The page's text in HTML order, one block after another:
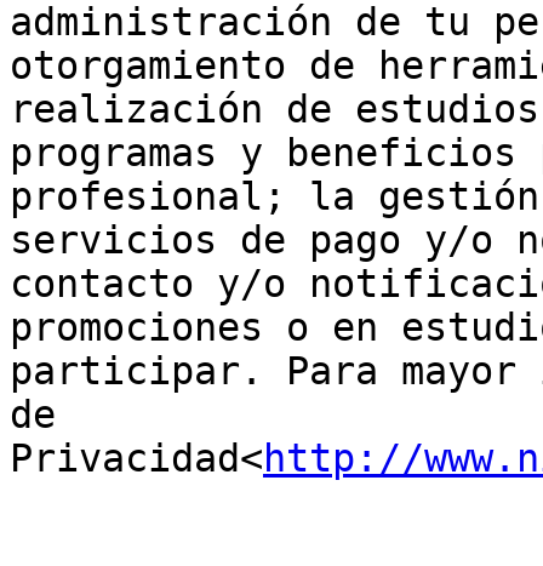
administración de tu
otorgamiento de
realización de
programas y
profesional; la
servicios de pago y/o
contacto y/o
promociones o en
participar. Para
de
Privacidad<http://